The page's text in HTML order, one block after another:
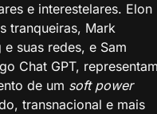
e interestelares. Elon
tranqueiras, Mark
suas redes, e Sam
Chat GPT,
de um soft power
transnacional e mais